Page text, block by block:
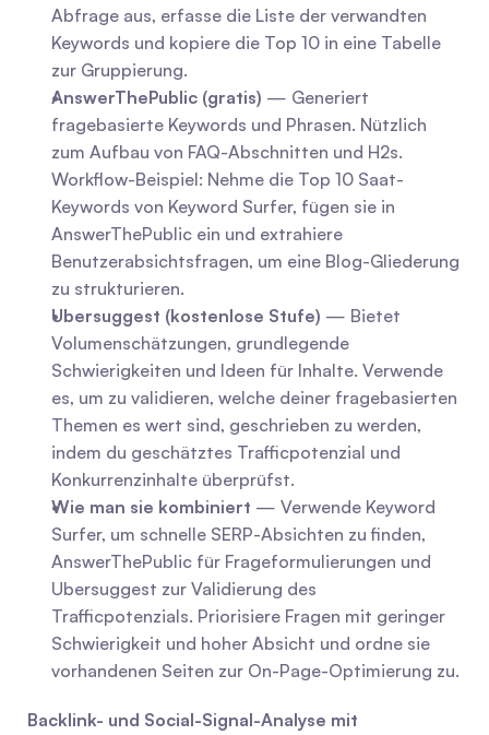
Abfrage aus, erfasse die Liste der verwandten
Keywords und kopiere die Top 10 in eine Tabelle
zur Gruppierung.
AnswerThePublic (gratis) — Generiert
fragebasierte Keywords und Phrasen. Nützlich
zum Aufbau von FAQ-Abschnitten und H2s.
Workflow-Beispiel: Nehme die Top 10 Saat-
Keywords von Keyword Surfer, fügen sie in
AnswerThePublic ein und extrahiere
Benutzerabsichtsfragen, um eine Blog-Gliederung
zu strukturieren.
Ubersuggest (kostenlose Stufe) — Bietet
Volumenschätzungen, grundlegende
Schwierigkeiten und Ideen für Inhalte. Verwende
es, um zu validieren, welche deiner fragebasierten
Themen es wert sind, geschrieben zu werden,
indem du geschätztes Trafficpotenzial und
Konkurrenzinhalte überprüfst.
Wie man sie kombiniert — Verwende Keyword
Surfer, um schnelle SERP-Absichten zu finden,
AnswerThePublic für Frageformulierungen und
Ubersuggest zur Validierung des
Trafficpotenzials. Priorisiere Fragen mit geringer
Schwierigkeit und hoher Absicht und ordne sie
vorhandenen Seiten zur On-Page-Optimierung zu.
Backlink- und Social-Signal-Analyse mit